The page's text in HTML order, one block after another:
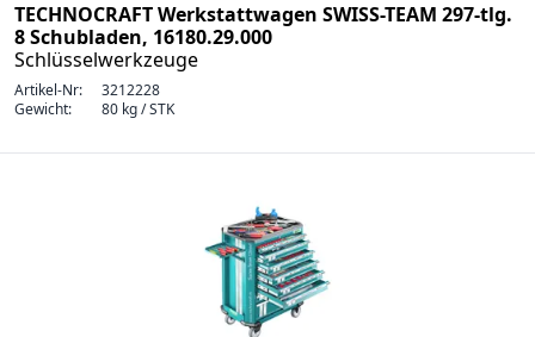
TECHNOCRAFT Werkstattwagen SWISS-TEAM 297-tlg.
8 Schubladen, 16180.29.000
Schlüsselwerkzeuge
Artikel-Nr:
3212228
Gewicht:
80 kg / STK